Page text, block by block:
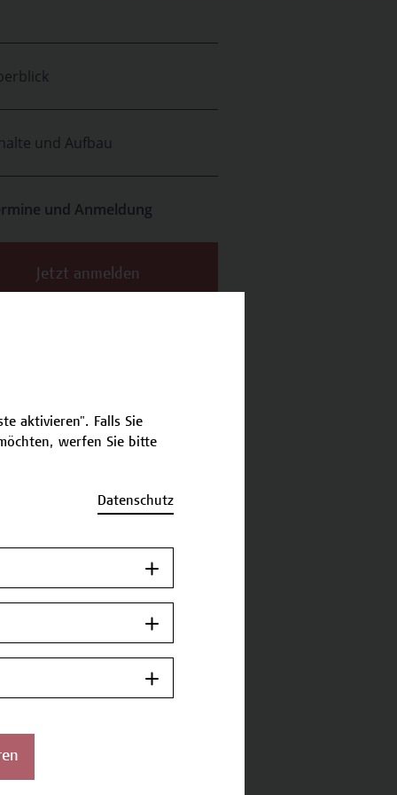
und Aufbau
und Anmeldung
Jetzt anmelden
aktivieren". Falls Sie
werfen Sie bitte
Datenschutz